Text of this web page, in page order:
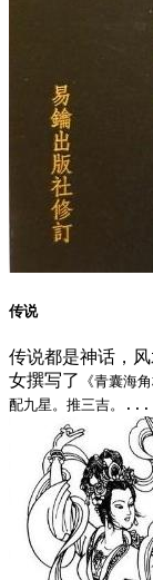
传说
传说都是神话，
女撰写了 《青囊海
配九星。推三吉